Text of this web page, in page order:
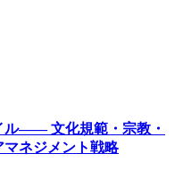
ル―― 文化規範・宗教・
ネジメント戦略